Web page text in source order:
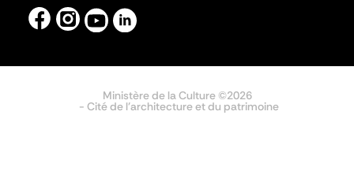
Ministère de la Culture ©2026
- Cité de l'architecture et du patrimoine